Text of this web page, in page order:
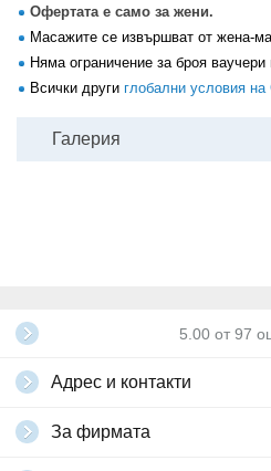
Офертата е само за жени.
Масажите се извършват от жена-
Няма ограничение за броя ваучери
Всички други глобални условия на
Галерия
5.00 от 97
Адрес и контакти
За фирмата